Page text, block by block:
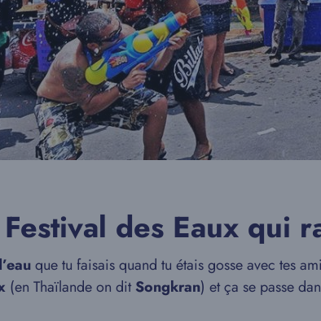
des Eaux qui
que tu faisais quand tu étais gosse avec tes
(en Thaïlande on ditSongkran) et ça se passe